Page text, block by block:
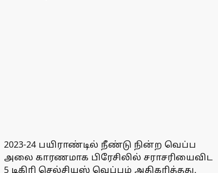
2023-24 பயிராண்டில் நீண்டு நின்ற வெப்ப
அலை காரணமாக பிரேசிலில் சராசரியைவிட
5 டிகிரி செல்சியஸ் வெப்பம் அதிகரித்தது.